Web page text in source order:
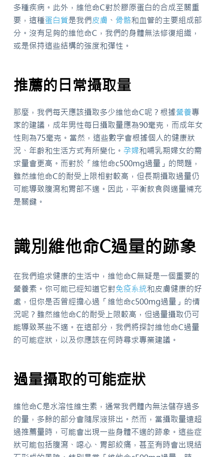
多種疾病。此外，維他命C對於膠原蛋白的合成至關重
要，這種蛋白質是我們皮膚 、 骨骼和血管的主要組成部
分。沒有足夠的維他命C，我們的身體無法修復組織，
或是保持這些結構的強度和彈性。
推薦的日常攝取量
那麼，我們每天應該攝取多少維他命C呢？根據營養專
家的建議，成年男性每日攝取量應為90毫克，而成年女
性則為75毫克。當然，這些數字會根據個人的健康狀
況、年齡和生活方式有所變化。 孕婦和哺乳期婦女的需
求量會更高。而對於「維他命c500mg過量」的問題，
雖然維他命C的耐受上限相對較高，但長期攝取過量仍
可能導致腹瀉和胃部不適。因此，平衡飲食與適量補充
是關鍵。
識別維他命C過量的跡象
在我們追求健康的生活中，維他命C無疑是一個重要的
營養素。你可能已經知道它對免疫系統和皮膚健康的好
處，但你是否曾經擔心過「維他命c500mg過量」的情
況呢？雖然維他命C的耐受上限較高，但過量攝取仍可
能導致某些不適。在這部分，我們將探討維他命C過量
的可能症狀，以及你應該在何時尋求專業建議。
過量攝取的可能症狀
維他命C是水溶性維生素，通常我們體內無法儲存過多
的量，多餘的部分會隨尿液排出。然而，當攝取量遠超
過推薦量時，可能會出現一些身體不適的跡象。這些症
狀可能包括腹瀉、噁心、胃部絞痛，甚至有時會出現結